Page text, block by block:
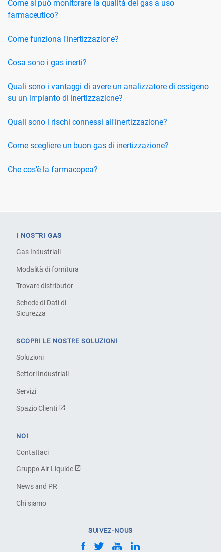
Come si può monitorare la qualità dei gas a uso
farmaceutico?
Come funziona l'inertizzazione?
Cosa sono i gas inerti?
Quali sono i vantaggi di avere un analizzatore di ossigeno
su un impianto di inertizzazione?
Quali sono i rischi connessi all'inertizzazione?
Come scegliere un buon gas di inertizzazione?
Che cos'è la farmacopea?
I NOSTRI GAS
Gas Industriali
Modalità di fornitura
Trovare distributori
Schede di Dati di
Sicurezza
SCOPRI LE NOSTRE SOLUZIONI
Soluzioni
Settori Industriali
Servizi
Spazio Clienti
NOI
Contattaci
Gruppo Air Liquide
News and PR
Chi siamo
SUIVEZ-NOUS